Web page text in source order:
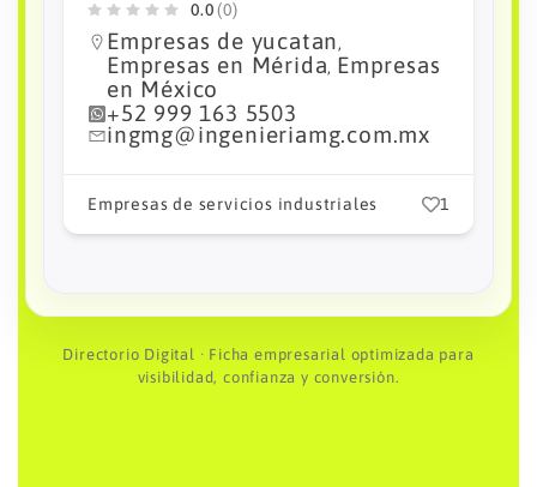
0.0 (0)
Empresas de yucatan,
Empresas en Mérida, Empresas
en México
+52 999 161 5897
fcamarillo@ingenieriadecontr
ol.com
Directorio Digital · Ficha empresarial optimizada para
visibilidad, confianza y conversión.